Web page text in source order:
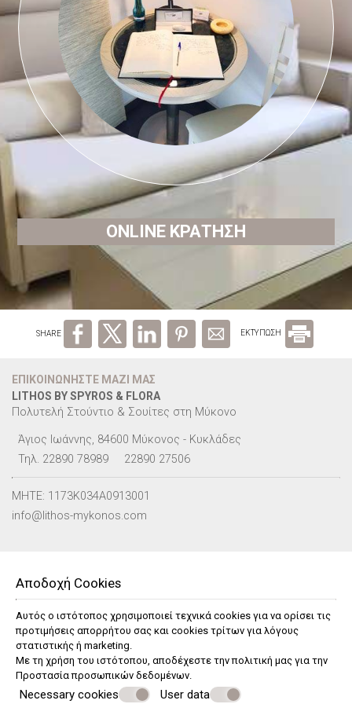
ΕΝΤΥΠΏΣΕΙΣ
ΕΠΙΚΟΙΝΩΝΊΑ
ONLINE ΚΡΆΤΗΣΗ
SHARE ΕΚΤΥΠΩΣΗ
ΕΠΙΚΟΙΝΩΝΉΣΤΕ ΜΑΖΊ ΜΑΣ
LITHOS BY SPYROS & FLORA
Πολυτελή Στούντιο & Σουίτες στη Μύκονο
Άγιος Ιωάννης, 84600 Μύκονος - Κυκλάδες
Τηλ. 22890 78989 22890 27506
MHTE: 1173K034A0913001
info@lithos-mykonos.com
ΑΚΟΛΟΥΘΉΣΤΕ ΜΑΣ
ΒΙΩΣΙΜΌΤΗΤΑ
ΙΔΙΩΤΙΚΌΤΗΤΑ
Αποδοχή Cookies
Αυτός ο ιστότοπος χρησιμοποιεί τεχνικά cookies για να ορίσει τις
προτιμήσεις απορρήτου σας και cookies τρίτων για λόγους
στατιστικής ή marketing.
Με τη χρήση του ιστότοπου, αποδέχεστε την πολιτική μας για την
Προστασία προσωπικών δεδομένων.
Necessary cookies User data